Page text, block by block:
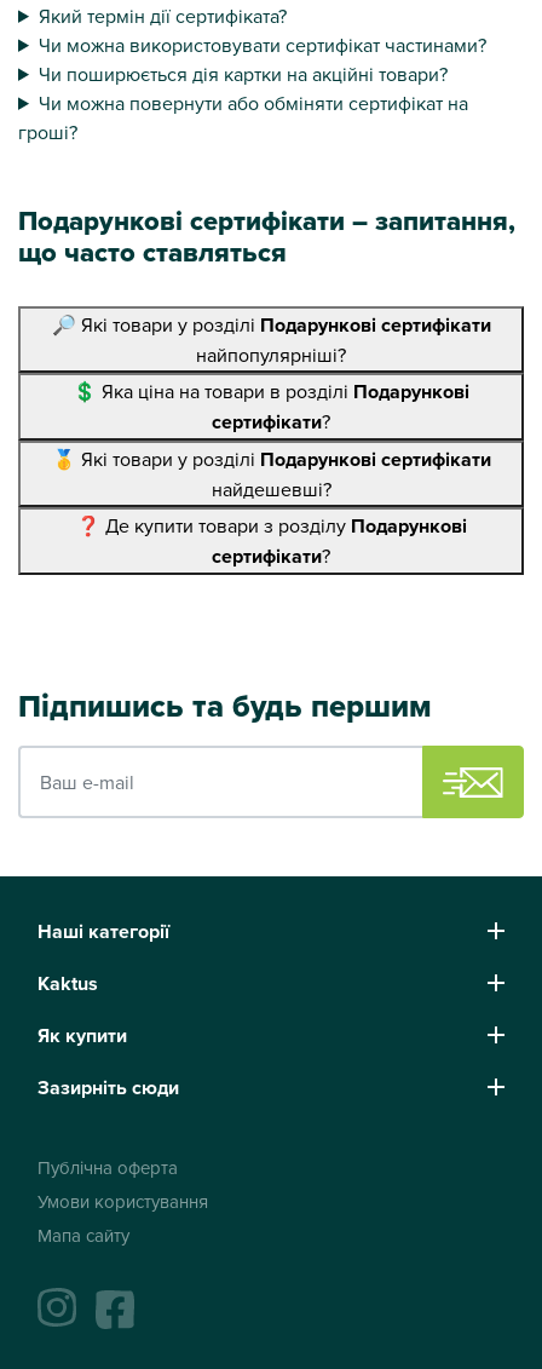
Який термін дії сертифіката?
Чи можна використовувати сертифікат частинами?
Чи поширюється дія картки на акційні товари?
Чи можна повернути або обміняти сертифікат на
гроші?
Подарункові сертифікати – запитання,
що часто ставляться
🔎 Які товари у розділі Подарункові сертифікати
найпопулярніші?
💲 Яка ціна на товари в розділі Подарункові
сертифікати?
🥇 Які товари у розділі Подарункові сертифікати
найдешевші?
❓ Де купити товари з розділу Подарункові
сертифікати?
Підпишись та будь першим
Наші категорії
Kaktus
Як купити
Зазирніть сюди
Публічна оферта
Умови користування
Мапа сайту
instagramfacebook